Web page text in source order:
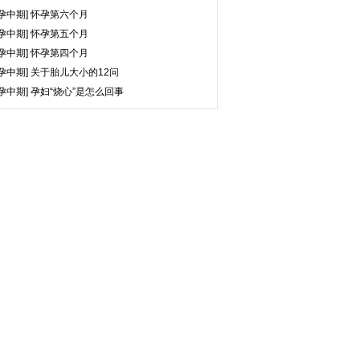
中期] 怀孕第六个月
中期] 怀孕第五个月
中期] 怀孕第四个月
中期] 关于胎儿大小的12问
中期] 孕妇“烧心”是怎么回事